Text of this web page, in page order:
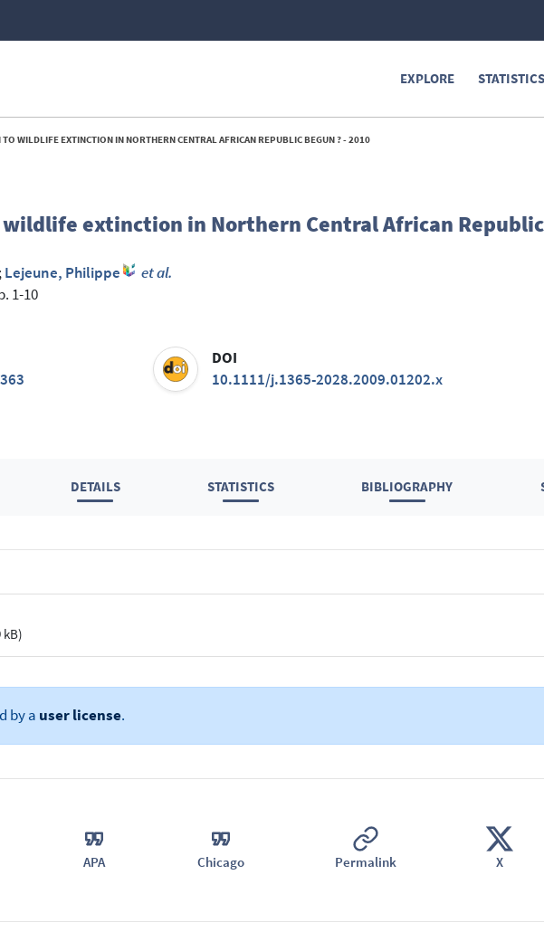
EXPLORE STATISTICS
WILDLIFE EXTINCTION IN NORTHERN CENTRAL AFRICAN REPUBLIC BEGUN ? - 2010
extinction in Northern Central African Republic
Lejeune, Philippe
et al.
1-10
DOI
10.1111/j.1365-2028.2009.01202.x
DETAILS STATISTICS BIBLIOGRAPHY
kB)
by a user license.
APA Chicago Permalink X